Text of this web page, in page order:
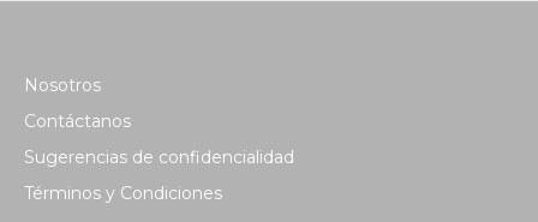
Nosotros
Contáctanos
Sugerencias de confidencialidad
Términos y Condiciones